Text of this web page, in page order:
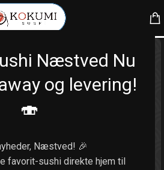
Næstved Nu
og levering!
🍣
Næstved! 🎉
favorit-sushi direkte hjem til